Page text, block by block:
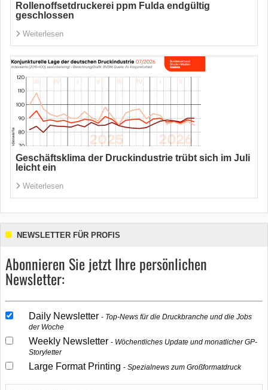
Rollenoffsetdruckerei ppm Fulda endgültig
geschlossen
Weiterlesen
Geschäftsklima der Druckindustrie trübt sich im Juli
leicht ein
Weiterlesen
NEWSLETTER FÜR PROFIS
Abonnieren Sie jetzt Ihre persönlichen
Newsletter:
Daily Newsletter
Top-News für die Druckbranche und die Jobs
der Woche
Weekly Newsletter
Wöchentliches Update und monatlicher GP-
Storyletter
Large Format Printing Spezialnews zum Großformatdruck